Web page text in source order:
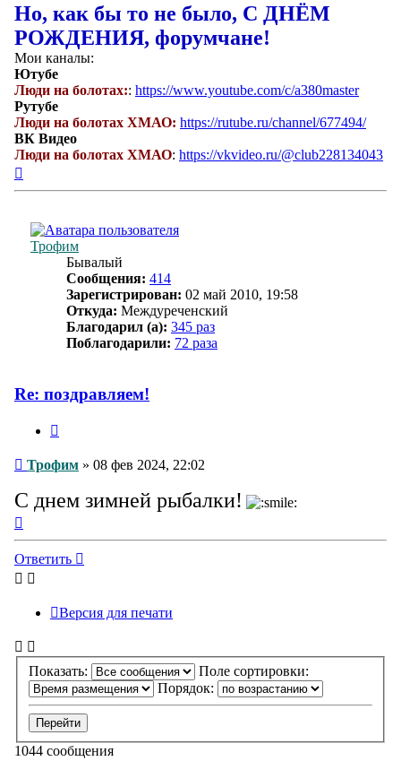
Но, как бы то не было, С ДНЁМ
РОЖДЕНИЯ, форумчане!
Мои каналы:
Ютубе
Люди на болотах:: https://www.youtube.com/c/a380master
Рутубе
Люди на болотах ХМАО: https://rutube.ru/channel/677494/
ВК Видео
Люди на болотах ХМАО: https://vkvideo.ru/@club228134043
Трофим
Бывалый
Сообщения: 414
Зарегистрирован: 02 май 2010, 19:58
Откуда: Междуреченский
Благодарил (а): 345 раз
Поблагодарили: 72 раза
Re: поздравляем!
Сообщение
Трофим » 08 фев 2024, 22:02
С днем зимней рыбалки!
началу
Ответить
Версия для печати
Показать:
Поле сортировки:
Порядок:
1044 сообщения